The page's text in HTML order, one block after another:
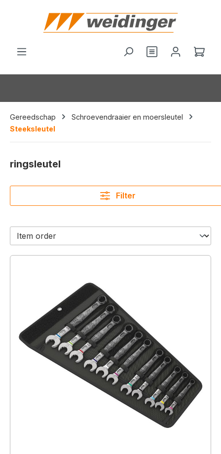
Je hebt 0 items
Gereedschap
Schroevendraaier en moersleutel
Steeksleutel
ringsleutel
Filter